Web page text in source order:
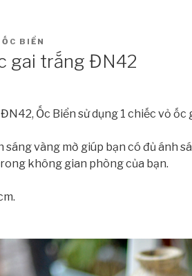
BIỂN
gai trắng ĐN42
Ốc Biển sử dụng 1 chiếc vỏ
sáng vàng mờ giúp bạn có đủ ánh
không gian phòng của bạn.